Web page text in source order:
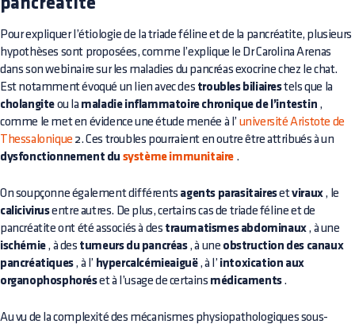
Pour expliquer l’étiologie de la triade féline et de la pancréatite, plusieurs
hypothèses sont proposées, comme l’explique le Dr Carolina Arenas
dans son webinaire sur les maladies du pancréas exocrine chez le chat.
Est notamment évoqué un lien avec des troubles biliairestels que la
cholangite ou la maladie inflammatoire chronique de l’intestin ,
comme le met en évidence une étude menée à l’ université Aristote de
Thessalonique 2. Ces troubles pourraient en outre être attribués à un
dysfonctionnement du système immunitaire .
On soupçonne également différents agents parasitairesetviraux, le
calicivirusentre autres. De plus, certains cas de triade féline et de
pancréatite ont été associés à des traumatismes abdominaux, à une
ischémie, à des tumeurs du pancréas, à une obstruction des canaux
pancréatiques, à l’ hypercalcémieaiguë, à l’ intoxication aux
organophosphoréset à l’usage de certains médicaments.
Au vu de la complexité des mécanismes physiopathologiques sous-